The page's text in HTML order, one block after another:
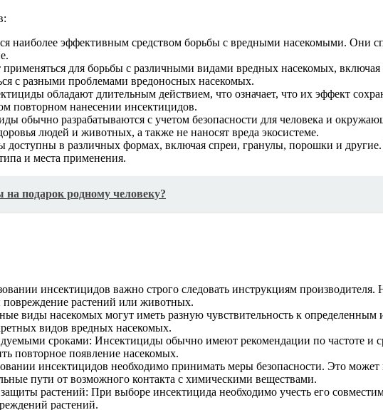
наиболее эффективным средством борьбы с вредными насекомыми. Они
для борьбы с различными видами вредных насекомых,
с разными проблемами вредоносных насекомых.
обладают длительным действием, что означает, что их эффект
повторном нанесении инсектицидов.
обычно разрабатываются с учетом безопасности для человека и
людей и животных, а также не наносят вреда экосистеме.
доступны в различных формах, включая спреи, гранулы, порошки и
и места применения.
подарок родному человеку?
инсектицидов важно строго следовать инструкциям
повреждение растений или животных.
виды насекомых могут иметь разную чувствительность к
видов вредных насекомых.
сроками: Инсектициды обычно имеют рекомендации по частоте и
повторное появление насекомых.
инсектицидов необходимо принимать меры безопасности. Это может
пути от возможного контакта с химическими веществами.
растений: При выборе инсектицида необходимо учесть его
растений.